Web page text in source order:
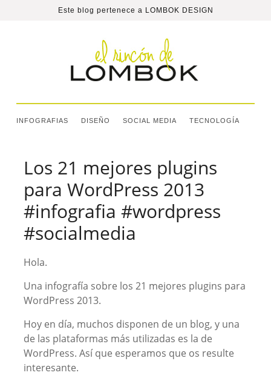
Este blog pertenece a LOMBOK DESIGN
INFOGRAFIAS DISEÑO SOCIAL MEDIA TECNOLOGÍA
Los 21 mejores plugins
para WordPress 2013
#infografia #wordpress
#socialmedia
Hola.
Una infografía sobre los 21 mejores plugins para
WordPress 2013.
Hoy en día, muchos disponen de un blog, y una
de las plataformas más utilizadas es la de
WordPress. Así que esperamos que os resulte
interesante.